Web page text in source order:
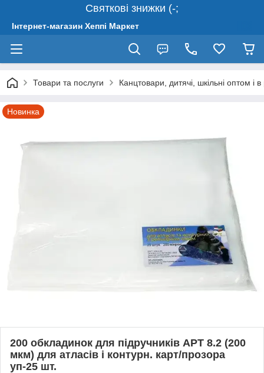
Святкові знижки (-;
Інтернет-магазин Хеппі Маркет
Товари та послуги Канцтовари, дитячі, шкільні оптом і в
Новинка
200 обкладинок для підручників АРТ 8.2 (200
мкм) для атласів і контурн. карт/прозора
уп-25 шт.